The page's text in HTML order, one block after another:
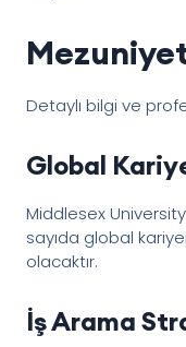
Detaylı bilgi ve
Global
Middlesex
sayıda global
olacaktır.
İş Arama